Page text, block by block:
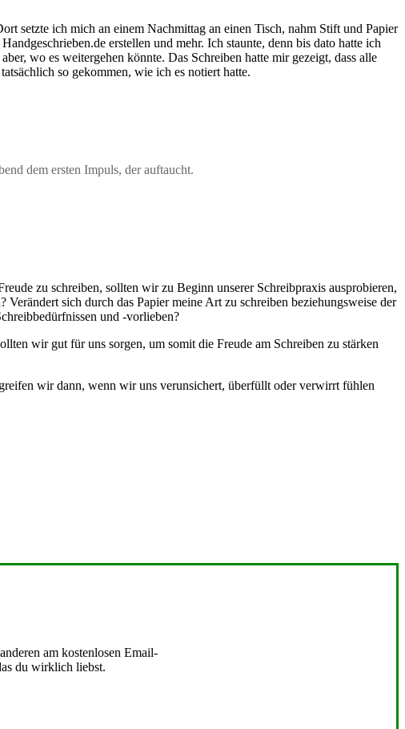
setzte ich mich an einem Nachmittag an einen Tisch, nahm Stift und Papier
erstellen und mehr. Ich staunte, denn bis dato hatte ich
wo es weitergehen könnte. Das Schreiben hatte mir gezeigt, dass alle
so gekommen, wie ich es notiert hatte.
dem ersten Impuls, der auftaucht.
zu schreiben, sollten wir zu Beginn unserer Schreibpraxis ausprobieren,
sich durch das Papier meine Art zu schreiben beziehungsweise der
und -vorlieben?
wir gut für uns sorgen, um somit die Freude am Schreiben zu stärken
wir dann, wenn wir uns verunsichert, überfüllt oder verwirrt fühlen
am kostenlosen Email-
du wirklich liebst.